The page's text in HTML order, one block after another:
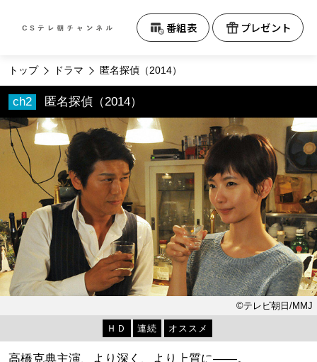
テレビ朝日CS
番組表 プレゼント
トップ ドラマ 匿名探偵（2014）
匿名探偵（2014）
©テレビ朝日/MMJ
ＨＤ 連続 オススメ
高橋克典主演、より深く、より上質に――。